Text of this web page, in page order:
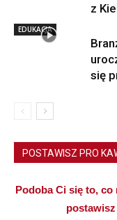
z
EDUKACJA
się
POSTAWISZ PRO
Podoba Ci się to,